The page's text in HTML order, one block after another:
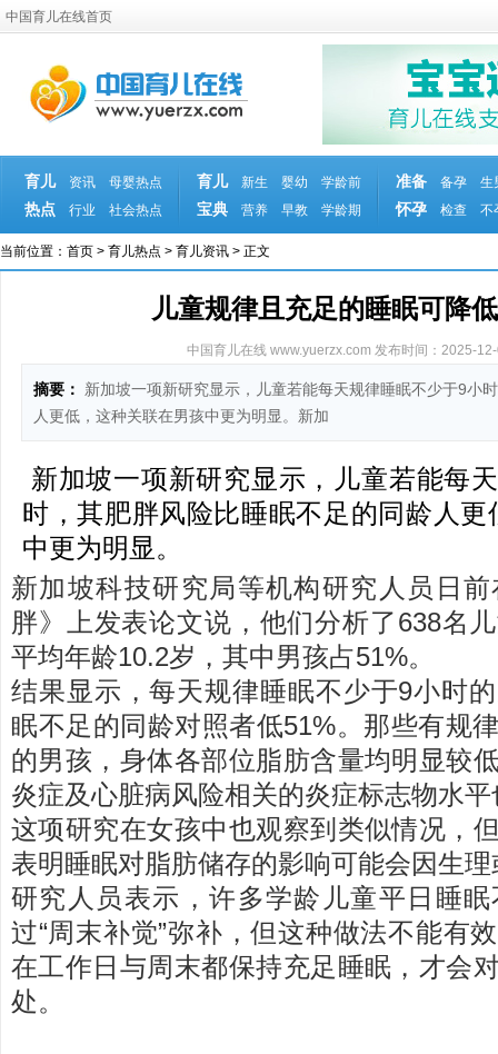
中国育儿在线首页
育儿
热点
资讯
母婴热点
行业
社会热点
育儿
宝典
新生 婴幼
学龄前
营养
早教 学龄期
准备
怀孕
备孕
生
检查
不
当前位置： 首页 > 育儿热点 > 育儿资讯 > 正文
儿童规律且充足的睡眠可降
中国育儿在线 www.yuerzx.com 发布时间：2025-
摘要：
新加坡一项新研究显示，儿童若能每天规律睡眠不少于9小
人更低，这种关联在男孩中更为明显。新加
新加坡一项新研究显示，儿童若能每
时，其肥胖风险比睡眠不足的同龄人
中更为明显。
新加坡科技研究局等机构研究人员日
胖》上发表论文说，他们分析了638名
平均年龄10.2岁，其中男孩占51%。
结果显示，每天规律睡眠不少于9小时
眠不足的同龄对照者低51%。那些有规
的男孩，身体各部位脂肪含量均明显较
炎症及心脏病风险相关的炎症标志物水
这项研究在女孩中也观察到类似情况，
表明睡眠对脂肪储存的影响可能会因生
研究人员表示，许多学龄儿童平日睡
过“周末补觉”弥补，但这种做法不能有
在工作日与周末都保持充足睡眠，才会
处。